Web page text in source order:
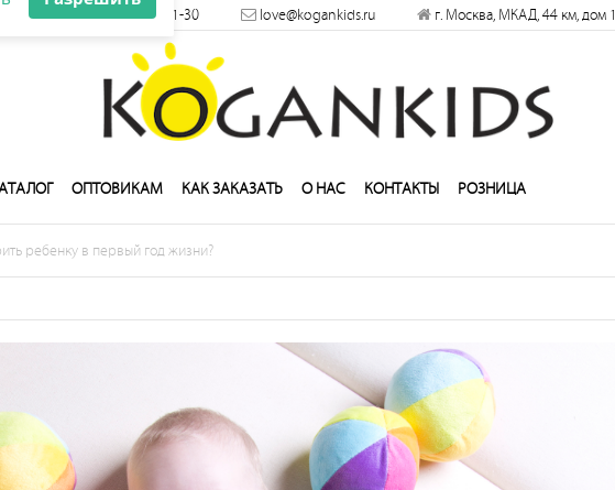
Разрешить
×
+7 (495) 660-21-30 love@kogankids.ru г. Москва, МКАД, 44 км, дом 1
ОПТОВИКАМ КАК ЗАКАЗАТЬ О НАС КОНТАКТЫ РОЗНИЦА
ребенку в первый год жизни?